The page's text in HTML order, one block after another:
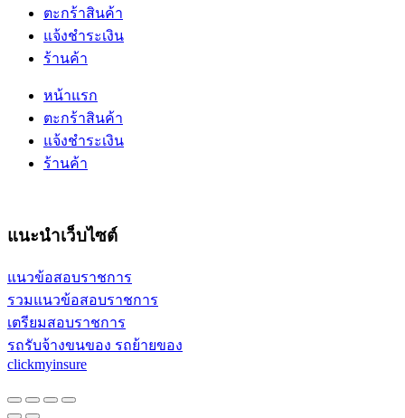
ตะกร้าสินค้า
แจ้งชำระเงิน
ร้านค้า
หน้าแรก
ตะกร้าสินค้า
แจ้งชำระเงิน
ร้านค้า
แนะนำเว็บไซต์
แนวข้อสอบราชการ
รวมแนวข้อสอบราชการ
เตรียมสอบราชการ
รถรับจ้างขนของ รถย้ายของ
clickmyinsure